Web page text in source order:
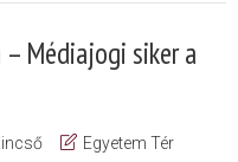
Médiajogi siker a
Egyetem Tér